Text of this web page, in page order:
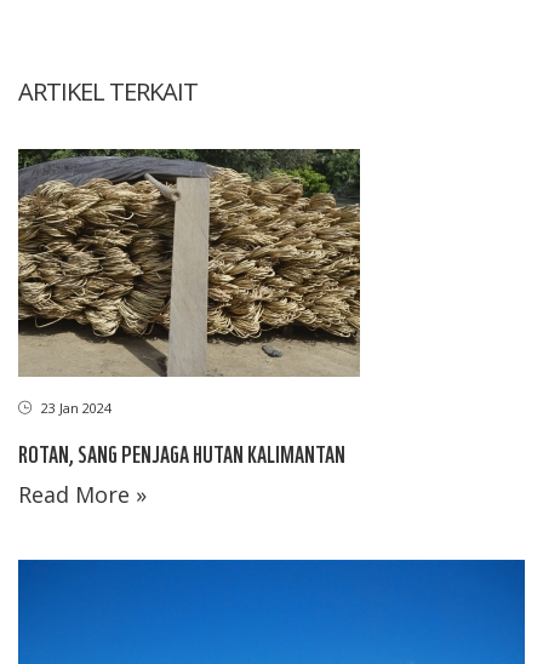
ARTIKEL TERKAIT
23 Jan 2024
ROTAN, SANG PENJAGA HUTAN KALIMANTAN
Read More »